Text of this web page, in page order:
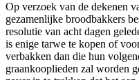
Op verzoek van de dekenen
gezamenlijke broodbakkers
resolutie van acht dagen
is enige tarwe te kopen of
verbakken dan die hun
graankooplieden zal worden